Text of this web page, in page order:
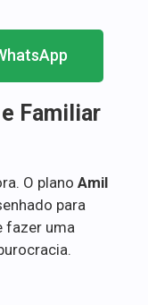
Familiar
O plano Amil
para
fazer uma